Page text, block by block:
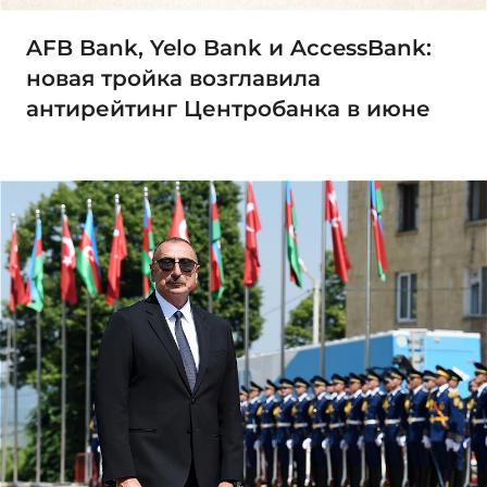
AFB Bank, Yelo Bank и AccessBank:
новая тройка возглавила
антирейтинг Центробанка в июне